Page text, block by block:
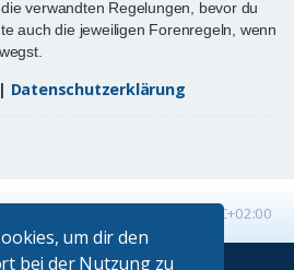
um dir den
bei der Nutzung zu
verwandten Regelungen, bevor du
auch die jeweiligen Forenregeln, wenn
| Datenschutzerklärung
UTC+02:00